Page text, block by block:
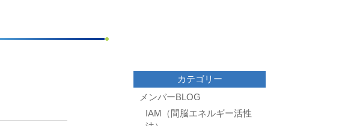
カテゴリー
メンバーBLOG
IAM（間脳エネルギー活性